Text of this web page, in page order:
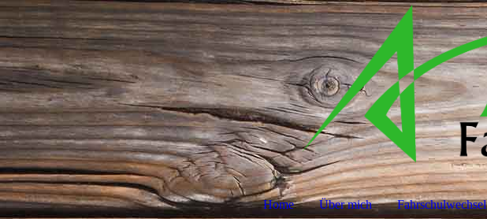
Home Über mich Fahrschulwechsel